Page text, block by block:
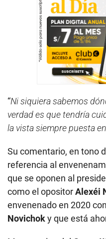
“Ni siquiera sabemos
verdad es que tendría
la vista siempre puesta
Su comentario, en tono
referencia al
que se oponen al
como el opositorAlexéi
envenenado en 2020
Novichoky que está